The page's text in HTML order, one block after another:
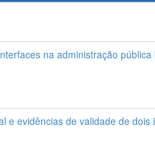
na administração
e evidências de validade de